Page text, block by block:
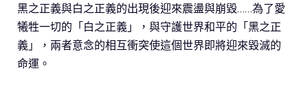
黑之正義與白之正義的出現後迎來震盪與崩毀……為了愛
犧牲一切的「白之正義」，與守護世界和平的「黑之正
義」，兩者意念的相互衝突使這個世界即將迎來毀滅的
命運。